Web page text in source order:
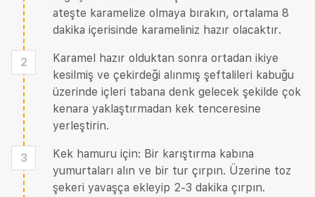
ateşte karamelize olmaya bırakın, ortalama 8
dakika içerisinde karameliniz hazır olacaktır.
2
Karamel hazır olduktan sonra ortadan ikiye
kesilmiş ve çekirdeği alınmış şeftalileri kabuğu
üzerinde içleri tabana denk gelecek şekilde çok
kenara yaklaştırmadan kek tenceresine
yerleştirin.
3
Kek hamuru için: Bir karıştırma kabına
yumurtaları alın ve bir tur çırpın. Üzerine toz
şekeri yavaşça ekleyip 2-3 dakika çırpın.